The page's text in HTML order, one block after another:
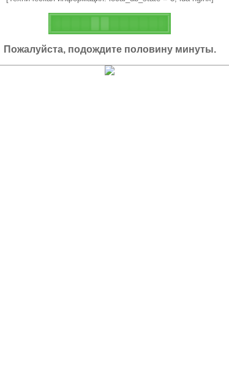
Пожалуйста, подождите половину минуты.